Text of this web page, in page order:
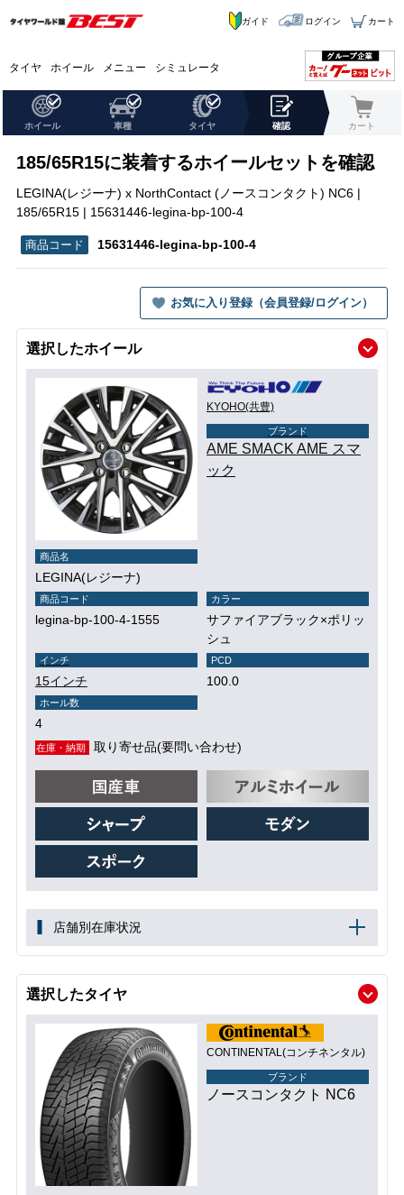
タイヤ ホイール メニュー シミュレータ
ガイド ログイン カート
ホイール 車種 タイヤ 確認 カート
185/65R15に装着するホイールセットを確認
LEGINA(レジーナ) x NorthContact (ノースコンタクト) NC6 |
185/65R15 | 15631446-legina-bp-100-4
15631446-legina-bp-100-4
お気に入り登録（会員登録/ログイン）
選択したホイール
KYOHO(共豊)
ブランド
AME SMACK AME スマ
ック
商品名
LEGINA(レジーナ)
商品コード
legina-bp-100-4-1555
カラー
サファイアブラック×ポリッ
シュ
インチ
15インチ
PCD
100.0
ホール数
4
在庫・納期 取り寄せ品(要問い合わせ)
店舗別在庫状況
選択したタイヤ
CONTINENTAL(コンチネンタル)
ブランド
ノースコンタクト NC6